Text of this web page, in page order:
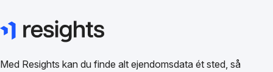
Med Resights kan du finde alt ejendomsdata ét sted, så